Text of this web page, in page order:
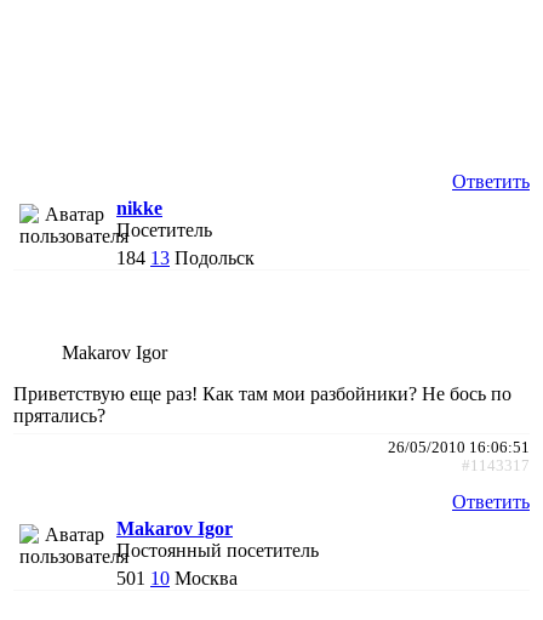
Ответить
nikke
Посетитель
184 13 Подольск
Makarov Igor
Приветствую еще раз! Как там мои разбойники? Не бось по
прятались?
26/05/2010 16:06:51
#1143317
Ответить
Makarov Igor
Постоянный посетитель
501 10 Москва